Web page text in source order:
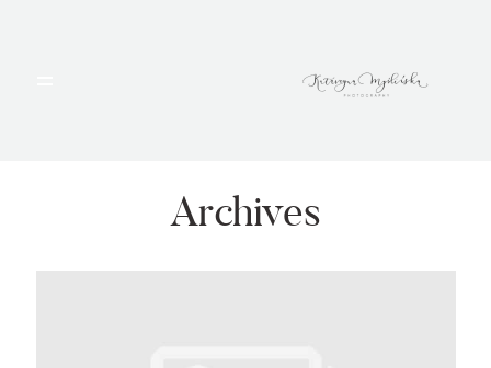
Archives
PORTFOLIO